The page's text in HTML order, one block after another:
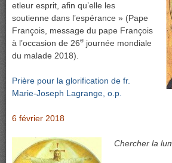
etleur esprit, afin qu’elle les
soutienne dans l’espérance » (Pape
François, message du pape François
à l’occasion de 26e journée mondiale
du malade 2018).
Prière pour la glorification de fr.
Marie-Joseph Lagrange, o.p.
6 février 2018
Chercher la